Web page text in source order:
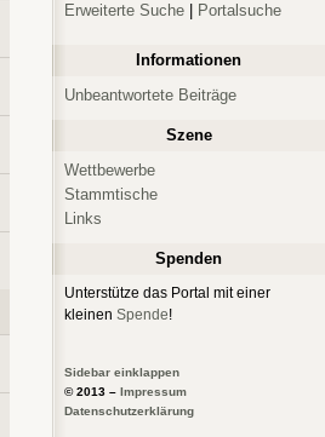
Erweiterte Suche Portalsuche
Informationen
Unbeantwortete Beiträge
Szene
Wettbewerbe
Stammtische
Links
Spenden
Unterstütze das Portal mit einer
kleinen Spende!
Sidebar einklappen
© 2013 – Impressum
Datenschutzerklärung